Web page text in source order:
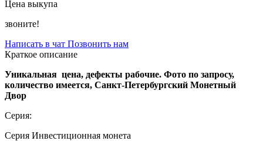
Цена выкупа
звоните!
Написать в чат Позвонить нам
Краткое описание
Уникальная цена, дефекты рабочие. Фото по запросу,
количество имеется, Санкт-Петербургский Монетный
Двор
Серия:
Серия Инвестиционная монета